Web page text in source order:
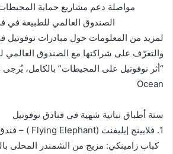
الصندوق العالمي للطبيعة في
لمزيد من المعلومات حول مبادرات نوفوتيل
والتعرّف على شراكتها مع الصندوق العالمي
Ocean
ستة أطباق نباتية شهية في فنادق نوفوتيل
1. فلايينج إيليفنت (Flying Elephant ) – فندق نوفوتيل البرشاء دبي